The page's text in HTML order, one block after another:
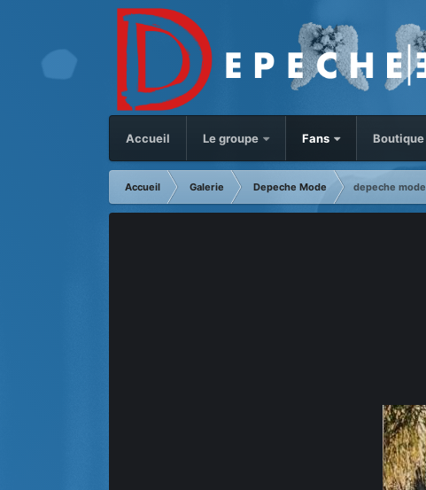
Accueil Le groupe Fans Boutique
Accueil Galerie Depeche Mode
depeche mode